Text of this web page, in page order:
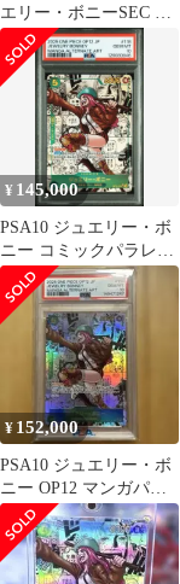
エリー・ボニーSEC パ
ラレル OP12-118 師弟
の絆
¥ 145,000
PSA10 ジュエリー・ボ
ニー コミックパラレル
スーパーパラレル
¥ 152,000
PSA10 ジュエリー・ボ
ニー OP12 マンガパラ
レル